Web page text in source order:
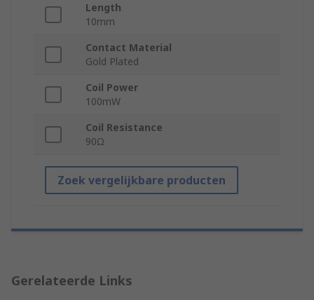
Length
10mm
Contact Material
Gold Plated
Coil Power
100mW
Coil Resistance
90Ω
Zoek vergelijkbare producten
Gerelateerde Links